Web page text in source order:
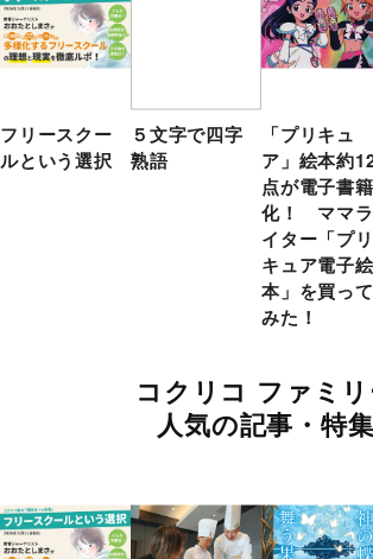
フリースクー
ルという選択
５文字で四字
熟語
「プリキュ
ア」絵本約
点が電子書籍
化！ ママラ
イター「プリ
キュア電子絵
本」を買って
みた！
コクリコ ファミ
人気の記事・特集